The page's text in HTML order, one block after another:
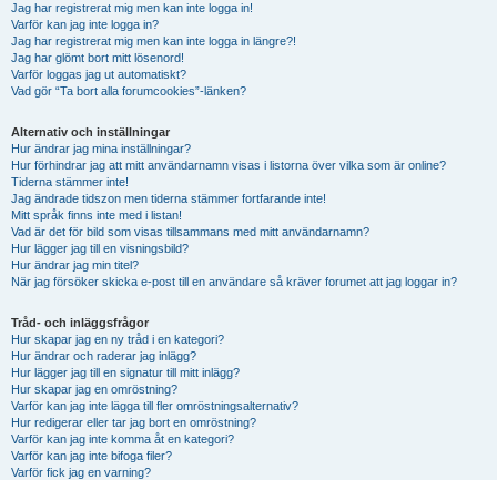
Jag har registrerat mig men kan inte logga in!
Varför kan jag inte logga in?
Jag har registrerat mig men kan inte logga in längre?!
Jag har glömt bort mitt lösenord!
Varför loggas jag ut automatiskt?
Vad gör “Ta bort alla forumcookies”-länken?
Alternativ och inställningar
Hur ändrar jag mina inställningar?
Hur förhindrar jag att mitt användarnamn visas i listorna över vilka som är online?
Tiderna stämmer inte!
Jag ändrade tidszon men tiderna stämmer fortfarande inte!
Mitt språk finns inte med i listan!
Vad är det för bild som visas tillsammans med mitt användarnamn?
Hur lägger jag till en visningsbild?
Hur ändrar jag min titel?
När jag försöker skicka e-post till en användare så kräver forumet att jag loggar in?
Tråd- och inläggsfrågor
Hur skapar jag en ny tråd i en kategori?
Hur ändrar och raderar jag inlägg?
Hur lägger jag till en signatur till mitt inlägg?
Hur skapar jag en omröstning?
Varför kan jag inte lägga till fler omröstningsalternativ?
Hur redigerar eller tar jag bort en omröstning?
Varför kan jag inte komma åt en kategori?
Varför kan jag inte bifoga filer?
Varför fick jag en varning?